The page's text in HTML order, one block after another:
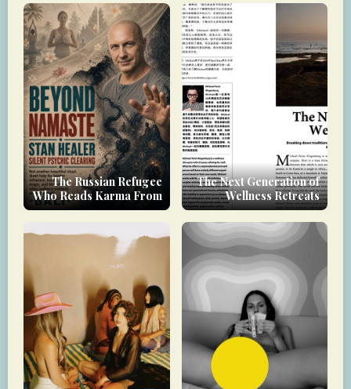
The Next Generation of
Wellness Retreats
The Russian Refugee
Who Reads Karma From
a Photograph